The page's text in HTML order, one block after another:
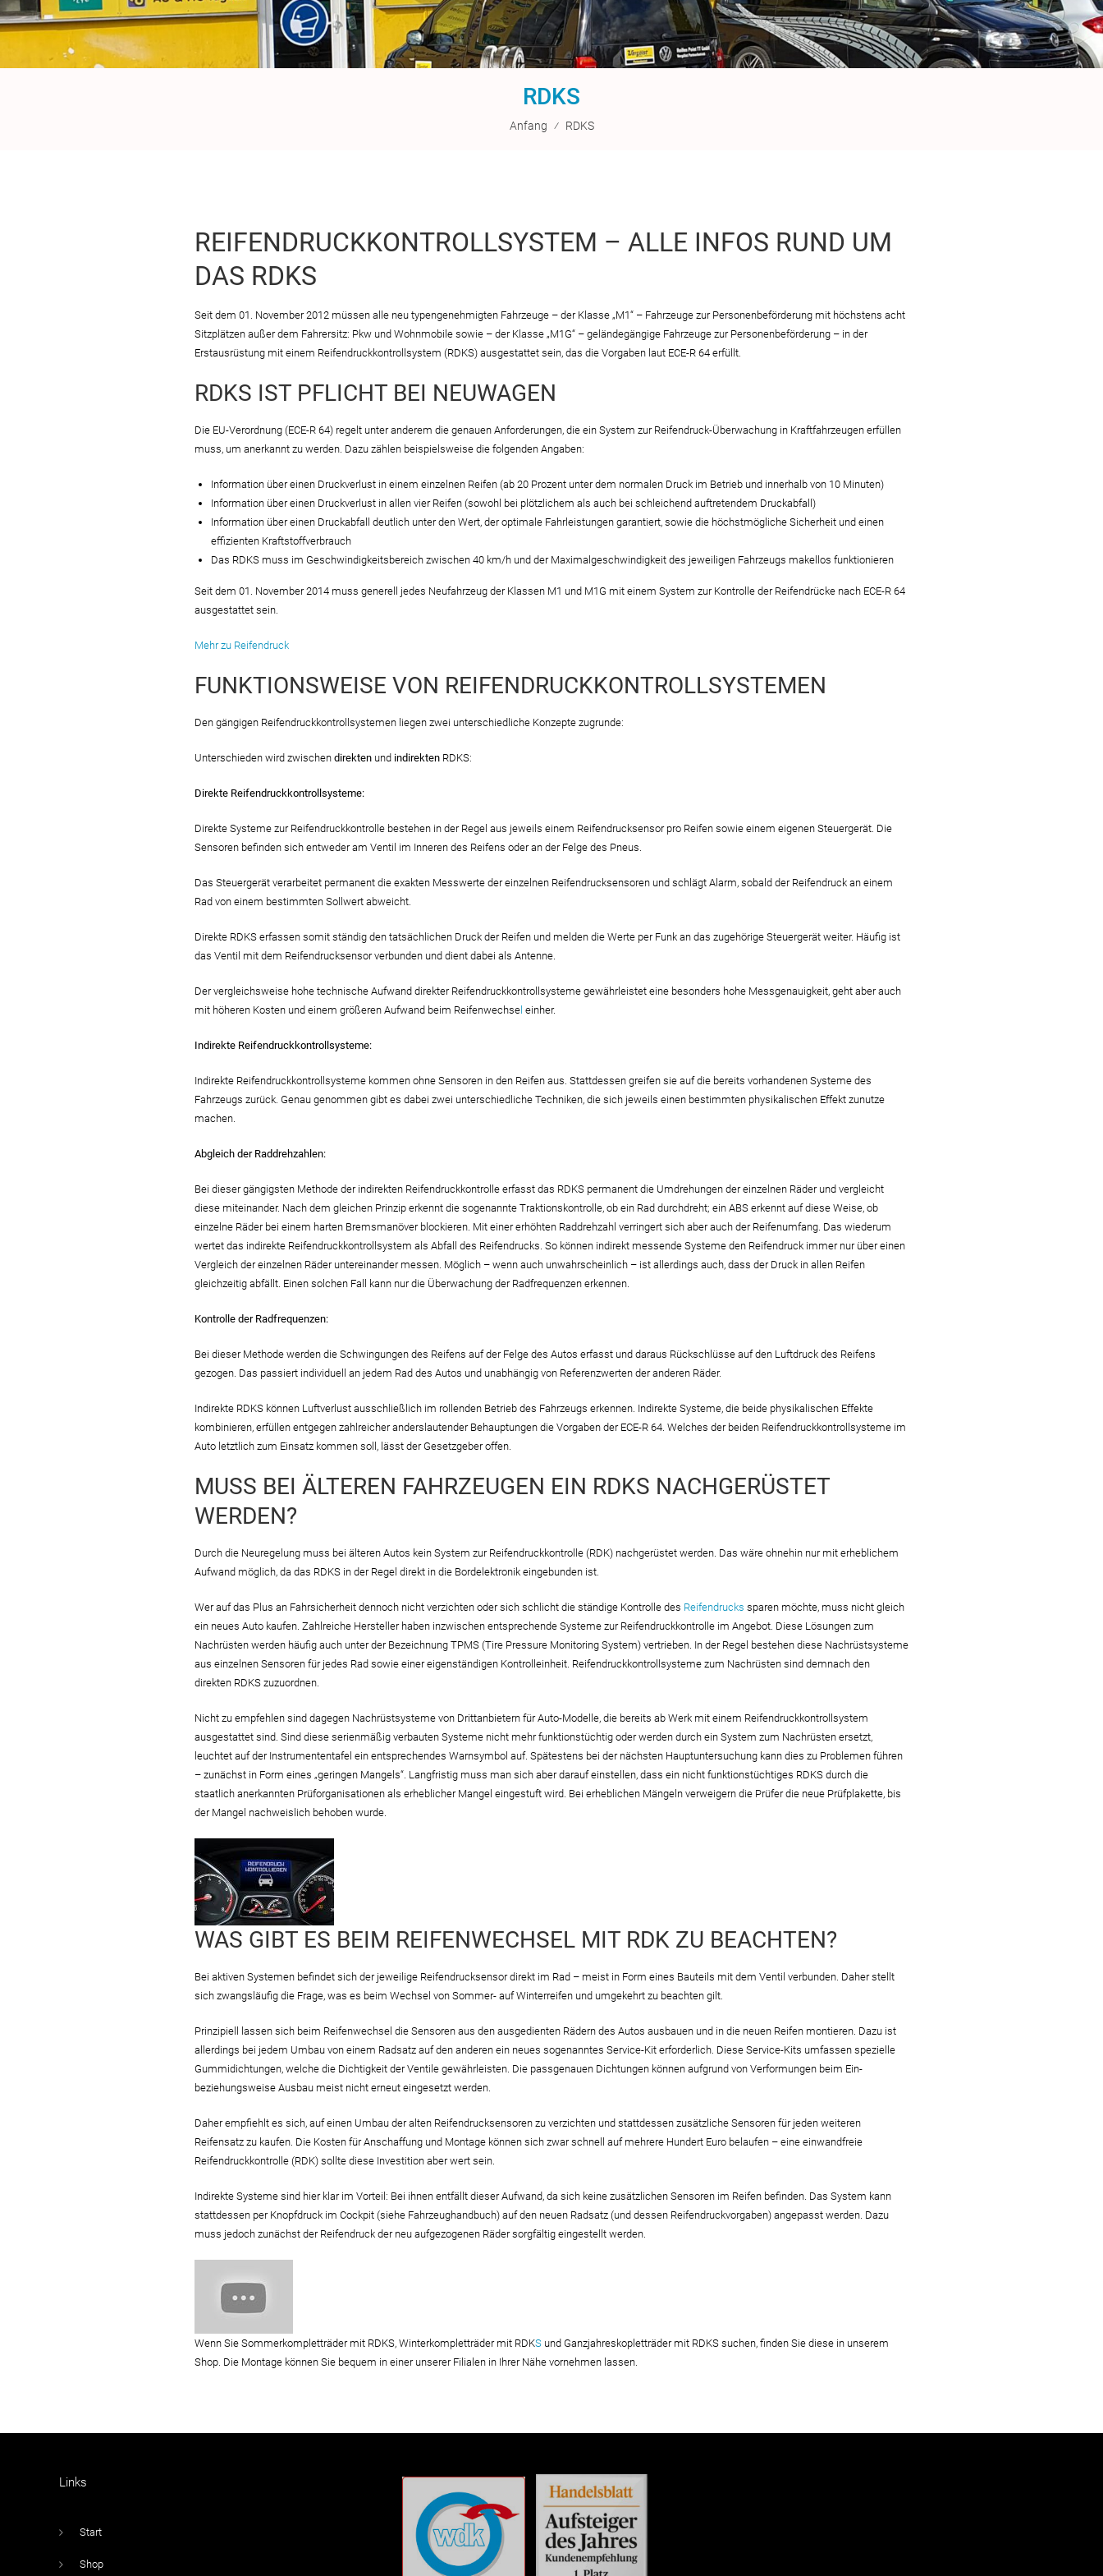
RDKS
Anfang ⁄ RDKS
REIFENDRUCKKONTROLLSYSTEM – ALLE INFOS RUND UM
DAS RDKS
Seit dem 01. November 2012 müssen alle neu typengenehmigten Fahrzeuge – der Klasse „M1“ – Fahrzeuge zur Personenbeförderung mit höchstens acht
Sitzplätzen außer dem Fahrersitz: Pkw und Wohnmobile sowie – der Klasse „M1G“ – geländegängige Fahrzeuge zur Personenbeförderung – in der
Erstausrüstung mit einem Reifendruckkontrollsystem (RDKS) ausgestattet sein, das die Vorgaben laut ECE-R 64 erfüllt.
RDKS IST PFLICHT BEI NEUWAGEN
Die EU-Verordnung (ECE-R 64) regelt unter anderem die genauen Anforderungen, die ein System zur Reifendruck-Überwachung in Kraftfahrzeugen erfüllen
muss, um anerkannt zu werden. Dazu zählen beispielsweise die folgenden Angaben:
Information über einen Druckverlust in einem einzelnen Reifen (ab 20 Prozent unter dem normalen Druck im Betrieb und innerhalb von 10 Minuten)
Information über einen Druckverlust in allen vier Reifen (sowohl bei plötzlichem als auch bei schleichend auftretendem Druckabfall)
Information über einen Druckabfall deutlich unter den Wert, der optimale Fahrleistungen garantiert, sowie die höchstmögliche Sicherheit und einen
effizienten Kraftstoffverbrauch
Das RDKS muss im Geschwindigkeitsbereich zwischen 40 km/h und der Maximalgeschwindigkeit des jeweiligen Fahrzeugs makellos funktionieren
Seit dem 01. November 2014 muss generell jedes Neufahrzeug der Klassen M1 und M1G mit einem System zur Kontrolle der Reifendrücke nach ECE-R 64
ausgestattet sein.
Mehr zu Reifendruck
FUNKTIONSWEISE VON REIFENDRUCKKONTROLLSYSTEMEN
Den gängigen Reifendruckkontrollsystemen liegen zwei unterschiedliche Konzepte zugrunde:
Unterschieden wird zwischen direkten und indirekten RDKS:
Direkte Reifendruckkontrollsysteme:
Direkte Systeme zur Reifendruckkontrolle bestehen in der Regel aus jeweils einem Reifendrucksensor pro Reifen sowie einem eigenen Steuergerät. Die
Sensoren befinden sich entweder am Ventil im Inneren des Reifens oder an der Felge des Pneus.
Das Steuergerät verarbeitet permanent die exakten Messwerte der einzelnen Reifendrucksensoren und schlägt Alarm, sobald der Reifendruck an einem
Rad von einem bestimmten Sollwert abweicht.
Direkte RDKS erfassen somit ständig den tatsächlichen Druck der Reifen und melden die Werte per Funk an das zugehörige Steuergerät weiter. Häufig ist
das Ventil mit dem Reifendrucksensor verbunden und dient dabei als Antenne.
Der vergleichsweise hohe technische Aufwand direkter Reifendruckkontrollsysteme gewährleistet eine besonders hohe Messgenauigkeit, geht aber auch
mit höheren Kosten und einem größeren Aufwand beim Reifenwechse einher.
Indirekte Reifendruckkontrollsysteme:
Indirekte Reifendruckkontrollsysteme kommen ohne Sensoren in den Reifen aus. Stattdessen greifen sie auf die bereits vorhandenen Systeme des
Fahrzeugs zurück. Genau genommen gibt es dabei zwei unterschiedliche Techniken, die sich jeweils einen bestimmten physikalischen Effekt zunutze
machen.
Abgleich der Raddrehzahlen:
Bei dieser gängigsten Methode der indirekten Reifendruckkontrolle erfasst das RDKS permanent die Umdrehungen der einzelnen Räder und vergleicht
diese miteinander. Nach dem gleichen Prinzip erkennt die sogenannte Traktionskontrolle, ob ein Rad durchdreht; ein ABS erkennt auf diese Weise, ob
einzelne Räder bei einem harten Bremsmanöver blockieren. Mit einer erhöhten Raddrehzahl verringert sich aber auch der Reifenumfang. Das wiederum
wertet das indirekte Reifendruckkontrollsystem als Abfall des Reifendrucks. So können indirekt messende Systeme den Reifendruck immer nur über einen
Vergleich der einzelnen Räder untereinander messen. Möglich – wenn auch unwahrscheinlich – ist allerdings auch, dass der Druck in allen Reifen
gleichzeitig abfällt. Einen solchen Fall kann nur die Überwachung der Radfrequenzen erkennen.
Kontrolle der Radfrequenzen:
Bei dieser Methode werden die Schwingungen des Reifens auf der Felge des Autos erfasst und daraus Rückschlüsse auf den Luftdruck des Reifens
gezogen. Das passiert individuell an jedem Rad des Autos und unabhängig von Referenzwerten der anderen Räder.
Indirekte RDKS können Luftverlust ausschließlich im rollenden Betrieb des Fahrzeugs erkennen. Indirekte Systeme, die beide physikalischen Effekte
kombinieren, erfüllen entgegen zahlreicher anderslautender Behauptungen die Vorgaben der ECE-R 64. Welches der beiden Reifendruckkontrollsysteme im
Auto letztlich zum Einsatz kommen soll, lässt der Gesetzgeber offen.
MUSS BEI ÄLTEREN FAHRZEUGEN EIN RDKS NACHGERÜSTET
WERDEN?
Durch die Neuregelung muss bei älteren Autos kein System zur Reifendruckkontrolle (RDK) nachgerüstet werden. Das wäre ohnehin nur mit erheblichem
Aufwand möglich, da das RDKS in der Regel direkt in die Bordelektronik eingebunden ist.
Wer auf das Plus an Fahrsicherheit dennoch nicht verzichten oder sich schlicht die ständige Kontrolle des Reifendrucks sparen möchte, muss nicht gleich
ein neues Auto kaufen. Zahlreiche Hersteller haben inzwischen entsprechende Systeme zur Reifendruckkontrolle im Angebot. Diese Lösungen zum
Nachrüsten werden häufig auch unter der Bezeichnung TPMS (Tire Pressure Monitoring System) vertrieben. In der Regel bestehen diese Nachrüstsysteme
aus einzelnen Sensoren für jedes Rad sowie einer eigenständigen Kontrolleinheit. Reifendruckkontrollsysteme zum Nachrüsten sind demnach den
direkten RDKS zuzuordnen.
Nicht zu empfehlen sind dagegen Nachrüstsysteme von Drittanbietern für Auto-Modelle, die bereits ab Werk mit einem Reifendruckkontrollsystem
ausgestattet sind. Sind diese serienmäßig verbauten Systeme nicht mehr funktionstüchtig oder werden durch ein System zum Nachrüsten ersetzt,
leuchtet auf der Instrumententafel ein entsprechendes Warnsymbol auf. Spätestens bei der nächsten Hauptuntersuchung kann dies zu Problemen führen
– zunächst in Form eines „geringen Mangels“. Langfristig muss man sich aber darauf einstellen, dass ein nicht funktionstüchtiges RDKS durch die
staatlich anerkannten Prüforganisationen als erheblicher Mangel eingestuft wird. Bei erheblichen Mängeln verweigern die Prüfer die neue Prüfplakette, bis
der Mangel nachweislich behoben wurde.
WAS GIBT ES BEIM REIFENWECHSEL MIT RDK ZU BEACHTEN?
Bei aktiven Systemen befindet sich der jeweilige Reifendrucksensor direkt im Rad – meist in Form eines Bauteils mit dem Ventil verbunden. Daher stellt
sich zwangsläufig die Frage, was es beim Wechsel von Sommer- auf Winterreifen und umgekehrt zu beachten gilt.
Prinzipiell lassen sich beim Reifenwechsel die Sensoren aus den ausgedienten Rädern des Autos ausbauen und in die neuen Reifen montieren. Dazu ist
allerdings bei jedem Umbau von einem Radsatz auf den anderen ein neues sogenanntes Service-Kit erforderlich. Diese Service-Kits umfassen spezielle
Gummidichtungen, welche die Dichtigkeit der Ventile gewährleisten. Die passgenauen Dichtungen können aufgrund von Verformungen beim Ein-
beziehungsweise Ausbau meist nicht erneut eingesetzt werden.
Daher empfiehlt es sich, auf einen Umbau der alten Reifendrucksensoren zu verzichten und stattdessen zusätzliche Sensoren für jeden weiteren
Reifensatz zu kaufen. Die Kosten für Anschaffung und Montage können sich zwar schnell auf mehrere Hundert Euro belaufen – eine einwandfreie
Reifendruckkontrolle (RDK) sollte diese Investition aber wert sein.
Indirekte Systeme sind hier klar im Vorteil: Bei ihnen entfällt dieser Aufwand, da sich keine zusätzlichen Sensoren im Reifen befinden. Das System kann
stattdessen per Knopfdruck im Cockpit (siehe Fahrzeughandbuch) auf den neuen Radsatz (und dessen Reifendruckvorgaben) angepasst werden. Dazu
muss jedoch zunächst der Reifendruck der neu aufgezogenen Räder sorgfältig eingestellt werden.
Wenn Sie Sommerkompletträder mit RDKS, Winterkompletträder mit RDKS und Ganzjahreskopletträder mit RDKS suchen, finden Sie diese in unserem
Shop. Die Montage können Sie bequem in einer unserer Filialen in Ihrer Nähe vornehmen lassen.
Links
Start
Shop